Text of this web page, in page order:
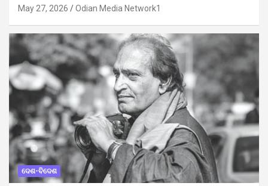
May 27, 2026 Odian Media Network1
ଦେଶ-ବିଦେଶ